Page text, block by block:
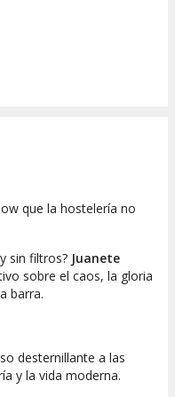
que la hostelería no
sin filtros? Juanete
sobre el caos, la gloria
barra.
desternillante a las
y la vida moderna.